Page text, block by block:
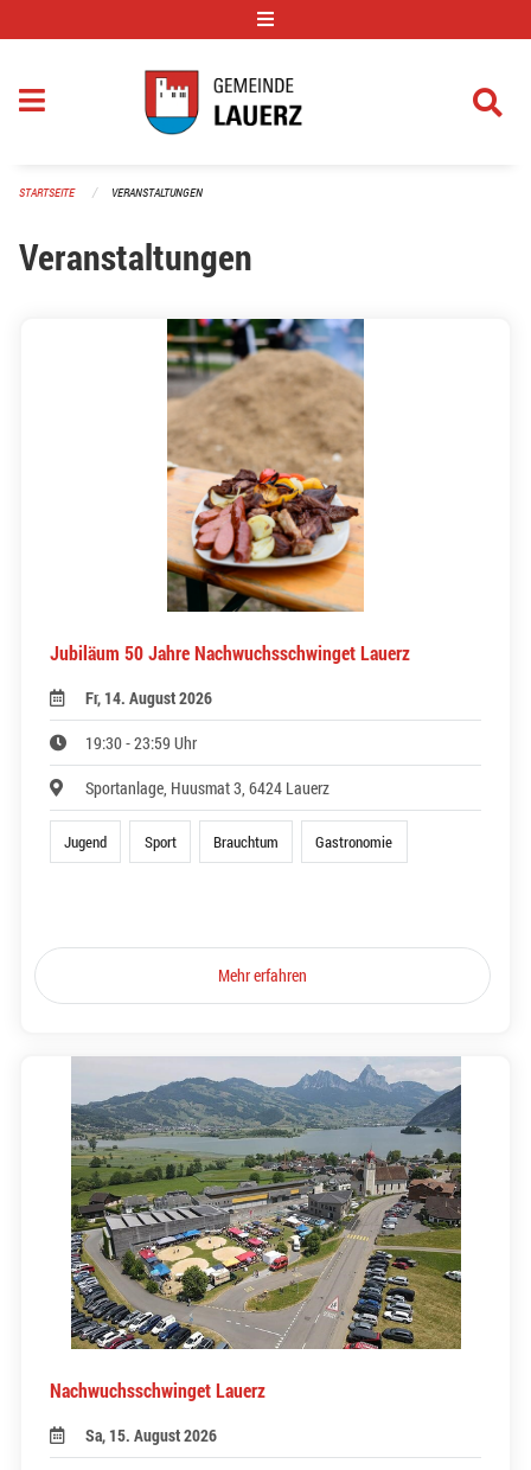
STARTSEITE VERANSTALTUNGEN
Veranstaltungen
Jubiläum 50 Jahre Nachwuchsschwinget Lauerz
Fr, 14. August 2026
19:30 - 23:59 Uhr
Sportanlage, Huusmat 3, 6424 Lauerz
Jugend Sport Brauchtum Gastronomie
Mehr erfahren
Nachwuchsschwinget Lauerz
Sa, 15. August 2026